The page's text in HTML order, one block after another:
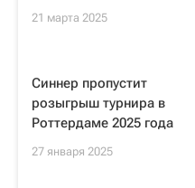
21 марта 2025
Синнер пропустит
розыгрыш турнира в
Роттердаме 2025 года
27 января 2025